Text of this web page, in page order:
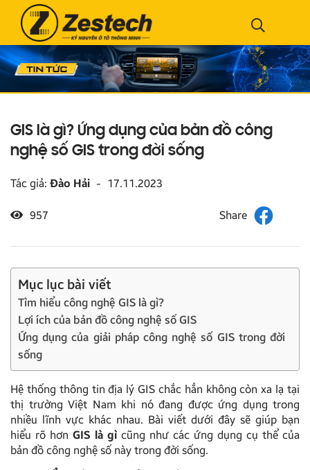
GIS là gì? Ứng dụng của bản đồ công
nghệ số GIS trong đời sống
Tác giả: Đào Hải - 17.11.2023
957
Mục lục bài viết
Tìm hiểu công nghệ GIS là gì?
Lợi ích của bản đồ công nghệ số GIS
Ứng dụng của giải pháp công nghệ số GIS trong đời
sống
Hệ thống thông tin địa lý GIS chắc hẳn không còn xa lạ tại
thị trường Việt Nam khi nó đang được ứng dụng trong
nhiều lĩnh vực khác nhau. Bài viết dưới đây sẽ giúp bạn
hiểu rõ hơn GIS là gì cũng như các ứng dụng cụ thể của
bản đồ công nghệ số này trong đời sống.